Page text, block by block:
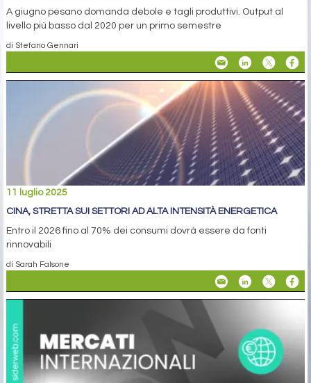
A giugno pesano domanda debole e tagli produttivi. Output al
livello più basso dal 2020 per un primo semestre
di Stefano Gennari
11 luglio 2025
CINA, STRETTA SUI SETTORI AD ALTA INTENSITÀ ENERGETICA
Entro il 2026 fino al 70% dei consumi dovrà essere da fonti
rinnovabili
di Sarah Falsone